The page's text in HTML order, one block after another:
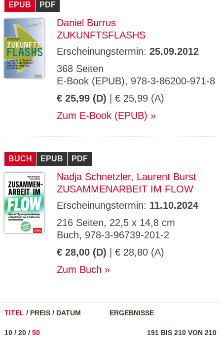
EPUB PDF
Daniel Burrus
ZUKUNFTSFLASHS
Erscheinungstermin: 25.09.2012
368 Seiten
E-Book (EPUB), 978-3-86200-971-8
€ 25,99 (D) | € 25,99 (A)
Zum E-Book (EPUB)
BUCH EPUB PDF
Nadja Schnetzler, Laurent Burst
ZUSAMMENARBEIT IM FLOW
Erscheinungstermin: 11.10.2024
216 Seiten, 22,5 x 14,8 cm
Buch, 978-3-96739-201-2
€ 28,00 (D) | € 28,80 (A)
Zum Buch
TITEL / PREIS / DATUM ERGEBNISSE
191 BIS 210 VON 210
10 / 20 / 50